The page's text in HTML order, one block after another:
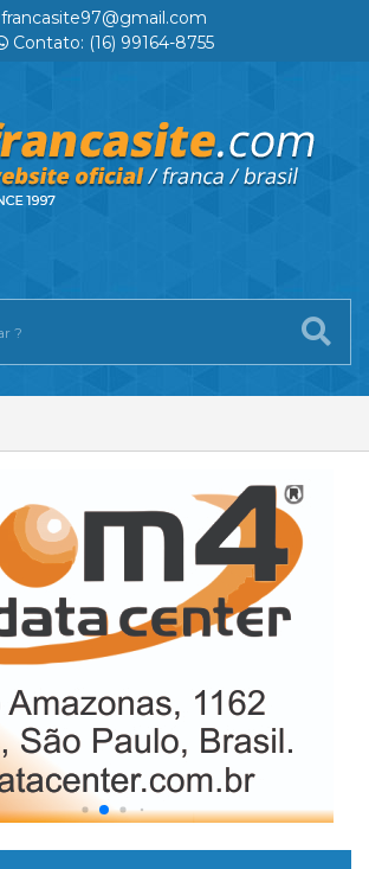
francasite97@gmail.com
Contato: (16) 99164-8755